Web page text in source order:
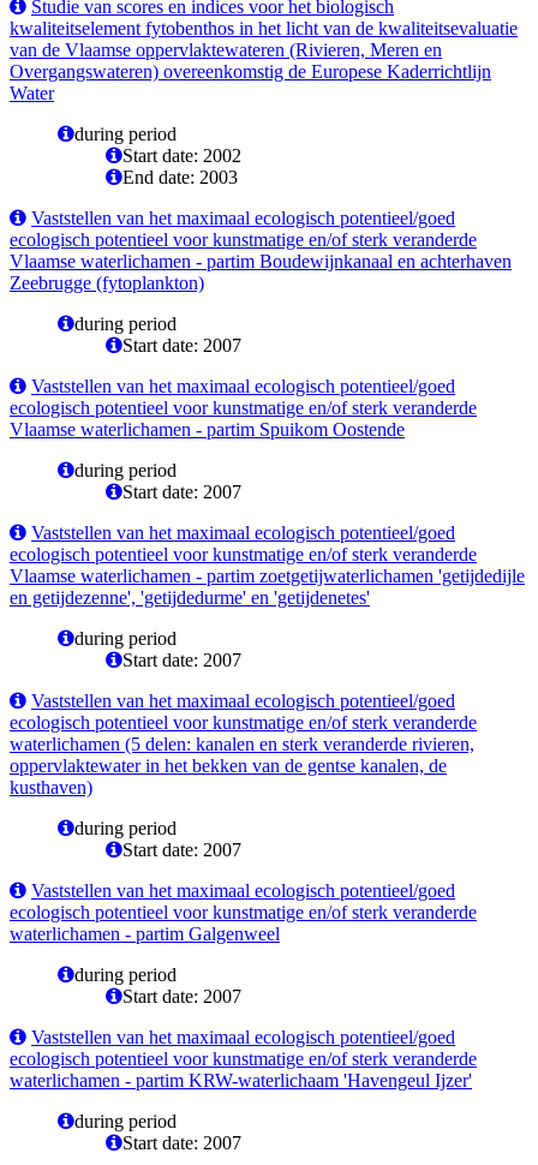
Studie van scores en indices voor het biologisch
kwaliteitselement fytobenthos in het licht van de kwaliteitsevaluatie
van de Vlaamse oppervlaktewateren (Rivieren, Meren en
Overgangswateren) overeenkomstig de Europese Kaderrichtlijn
Water
during period
Start date: 2002
End date: 2003
Vaststellen van het maximaal ecologisch potentieel/goed
ecologisch potentieel voor kunstmatige en/of sterk veranderde
Vlaamse waterlichamen - partim Boudewijnkanaal en achterhaven
Zeebrugge (fytoplankton)
during period
Start date: 2007
Vaststellen van het maximaal ecologisch potentieel/goed
ecologisch potentieel voor kunstmatige en/of sterk veranderde
Vlaamse waterlichamen - partim Spuikom Oostende
during period
Start date: 2007
Vaststellen van het maximaal ecologisch potentieel/goed
ecologisch potentieel voor kunstmatige en/of sterk veranderde
Vlaamse waterlichamen - partim zoetgetijwaterlichamen 'getijdedijle
en getijdezenne', 'getijdedurme' en 'getijdenetes'
during period
Start date: 2007
Vaststellen van het maximaal ecologisch potentieel/goed
ecologisch potentieel voor kunstmatige en/of sterk veranderde
waterlichamen (5 delen: kanalen en sterk veranderde rivieren,
oppervlaktewater in het bekken van de gentse kanalen, de
kusthaven)
during period
Start date: 2007
Vaststellen van het maximaal ecologisch potentieel/goed
ecologisch potentieel voor kunstmatige en/of sterk veranderde
waterlichamen - partim Galgenweel
during period
Start date: 2007
Vaststellen van het maximaal ecologisch potentieel/goed
ecologisch potentieel voor kunstmatige en/of sterk veranderde
waterlichamen - partim KRW-waterlichaam 'Havengeul Ijzer'
during period
Start date: 2007